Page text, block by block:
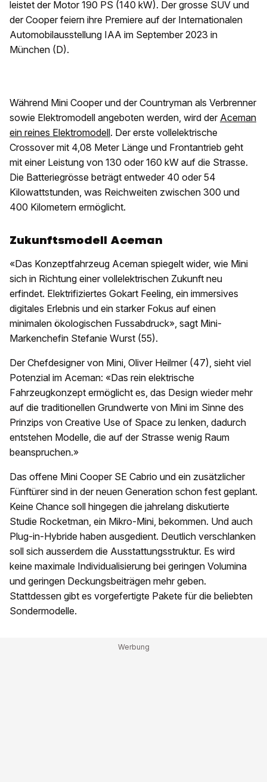
leistet der Motor 190 PS (140 kW). Der grosse SUV und
der Cooper feiern ihre Premiere auf der Internationalen
Automobilausstellung IAA im September 2023 in
München (D).
Während Mini Cooper und der Countryman als Verbrenner
sowie Elektromodell angeboten werden, wird der Aceman
ein reines Elektromodell. Der erste vollelektrische
Crossover mit 4,08 Meter Länge und Frontantrieb geht
mit einer Leistung von 130 oder 160 kW auf die Strasse.
Die Batteriegrösse beträgt entweder 40 oder 54
Kilowattstunden, was Reichweiten zwischen 300 und
400 Kilometern ermöglicht.
Zukunftsmodell Aceman
«Das Konzeptfahrzeug Aceman spiegelt wider, wie Mini
sich in Richtung einer vollelektrischen Zukunft neu
erfindet. Elektrifiziertes Gokart Feeling, ein immersives
digitales Erlebnis und ein starker Fokus auf einen
minimalen ökologischen Fussabdruck», sagt Mini-
Markenchefin Stefanie Wurst (55).
Der Chefdesigner von Mini, Oliver Heilmer (47), sieht viel
Potenzial im Aceman: «Das rein elektrische
Fahrzeugkonzept ermöglicht es, das Design wieder mehr
auf die traditionellen Grundwerte von Mini im Sinne des
Prinzips von Creative Use of Space zu lenken, dadurch
entstehen Modelle, die auf der Strasse wenig Raum
beanspruchen.»
Das offene Mini Cooper SE Cabrio und ein zusätzlicher
Fünftürer sind in der neuen Generation schon fest geplant.
Keine Chance soll hingegen die jahrelang diskutierte
Studie Rocketman, ein Mikro-Mini, bekommen. Und auch
Plug-in-Hybride haben ausgedient. Deutlich verschlanken
soll sich ausserdem die Ausstattungsstruktur. Es wird
keine maximale Individualisierung bei geringen Volumina
und geringen Deckungsbeiträgen mehr geben.
Stattdessen gibt es vorgefertigte Pakete für die beliebten
Sondermodelle.